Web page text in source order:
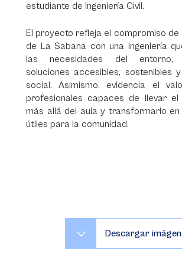
estudiante de Ingeniería Civil.
El proyecto refleja el compromiso de
de La Sabana con una ingeniería
las necesidades del entorno,
soluciones accesibles, sostenibles
social. Asimismo, evidencia el
profesionales capaces de llevar el
más allá del aula y transformarlo
útiles para la comunidad.
Descargar